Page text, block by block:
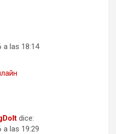
a las 18:14
dice:
a las 19:29